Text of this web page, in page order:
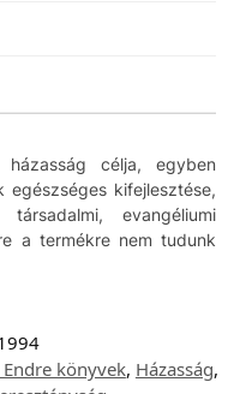
célja, egyben
kifejlesztése,
evangéliumi
a termékre nem tudunk
könyvek, Házasság,